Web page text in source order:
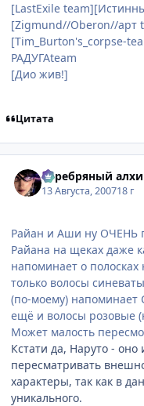
[LastExile
[Zigmund//Oberon//арт
[Tim_Burton's_corpse-
РАДУГАteam
[Дио жив!]
Цитата
Серебряный
13 Августа, 200718 г
Райан и Аши ну ОЧЕНЬ
Райана на щеках даже
напоминает о
только волосы
(по-моему) напоминает
ещё и волосы розовые
Может малость
Кстати да, Наруто - оно
пересматривать
характеры, так как в
уникального.